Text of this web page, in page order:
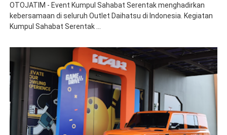
OTOJATIM - Event Kumpul Sahabat Serentak menghadirkan
kebersamaan di seluruh Outlet Daihatsu di Indonesia. Kegiatan
Kumpul Sahabat Serentak ...